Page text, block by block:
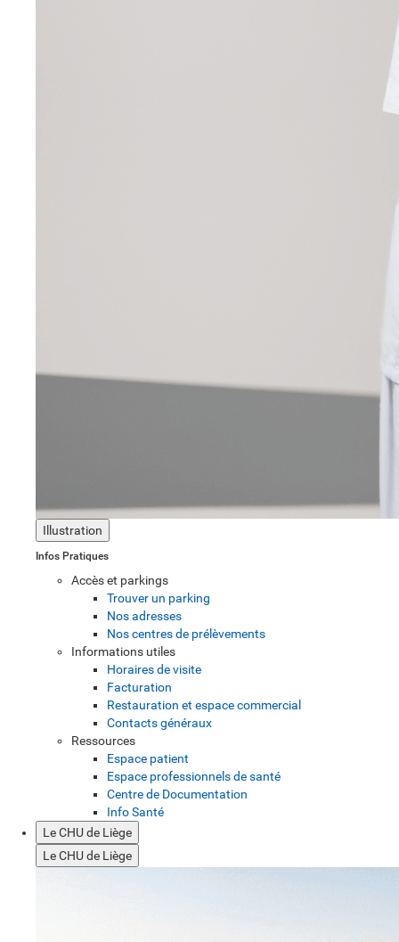
Illustration
Infos Pratiques
Accès et parkings
Trouver un parking
Nos adresses
Nos centres de prélèvements
Informations utiles
Horaires de visite
Facturation
Restauration et espace commercial
Contacts généraux
Ressources
Espace patient
Espace professionnels de santé
Centre de Documentation
Info Santé
Le CHU de Liège
Le CHU de Liège